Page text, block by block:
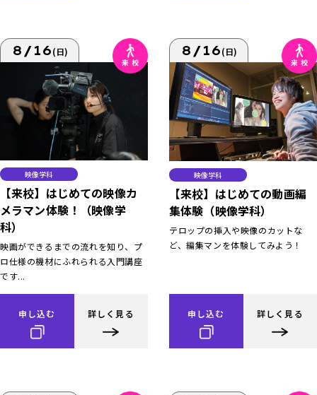
8/16(日)
映像学科
【来校】はじめての映像カ
メラマン体験！（映像学
科）
映画ができるまでの流れを知り、プ
ロ仕様の機材にふれられる入門講座
です...
申し込む 詳しく見る
8/16(日)
映像学科
【来校】はじめての動画編
集体験（映像学科）
テロップの挿入や映像のカットな
ど、編集マンを体験してみよう！
申し込む 詳しく見る